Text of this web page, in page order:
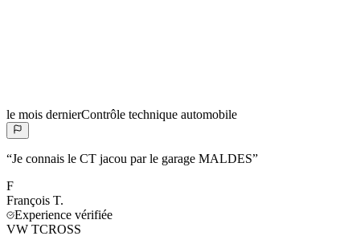
le mois dernierContrôle technique automobile
“Je connais le CT jacou par le garage MALDES”
F
François T.
Experience vérifiée
VW TCROSS